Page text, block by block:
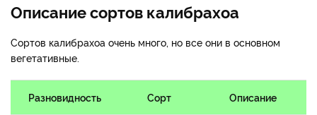
Описание сортов калибрахоа
Сортов калибрахоа очень много, но все они в основном
вегетативные.
Разновидность Сорт Описание